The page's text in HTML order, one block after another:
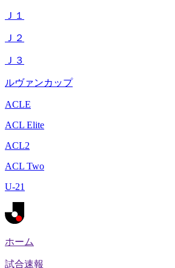
Ｊ１
Ｊ２
Ｊ３
ルヴァンカップ
ACLE
ACL Elite
ACL2
ACL Two
U-21
ホーム
試合速報